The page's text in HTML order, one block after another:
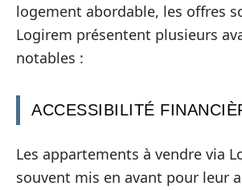
logement abordable, les offres
Logirem présentent plusieurs
notables :
ACCESSIBILITÉ
Les appartements à vendre via
souvent mis en avant pour leur